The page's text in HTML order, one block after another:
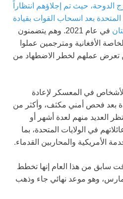
حيث تم إجلاؤهم انتظاراً
بعد انسحاب القوات بقيادة
في عام 2021. وهم يتضمنون
الأفغانية ومترجمين عملوا
تعرض عملهم لخطر الاضطهاد من
في المعسكر لإعادة
بعد فحص أمني مكثف، وأكثر من
العديد منهم لعدة أشهر أو
في الولايات المتحدة، بما
الأمريكية والمحاربين القدماء.
سابق من هذا العام إنها تخطط
المعسكر بحلول 31 مارس، وهو موعد نهائي جاء وذهب